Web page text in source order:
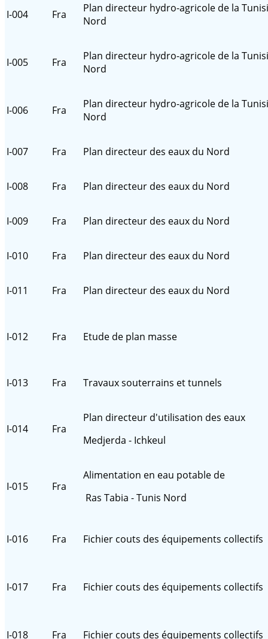
I-004 Fra
Plan directeur hydro-agricole de la
Nord
I-005 Fra
Plan directeur hydro-agricole de la
Nord
I-006 Fra
Plan directeur hydro-agricole de la
Nord
I-007 Fra Plan directeur des eaux du Nord
I-008 Fra Plan directeur des eaux du Nord
I-009 Fra Plan directeur des eaux du Nord
I-010 Fra Plan directeur des eaux du Nord
I-011 Fra Plan directeur des eaux du Nord
I-012 Fra Etude de plan masse
I-013 Fra Travaux souterrains et tunnels
I-014 Fra
Plan directeur d'utilisation des eaux
Medjerda - Ichkeul
I-015 Fra
Alimentation en eau potable de
Ras Tabia - Tunis Nord
I-016 Fra Fichier couts des équipements collectifs
I-017 Fra Fichier couts des équipements collectifs
I-018 Fra Fichier couts des équipements collectifs